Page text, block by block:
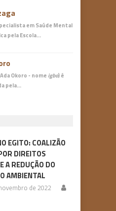
em Saúde Mental
pela Escola…
Okoro - nome igbo) é
pela…
EGITO: COALIZÃO
DIREITOS
A REDUÇÃO DO
AMBIENTAL
de 2022